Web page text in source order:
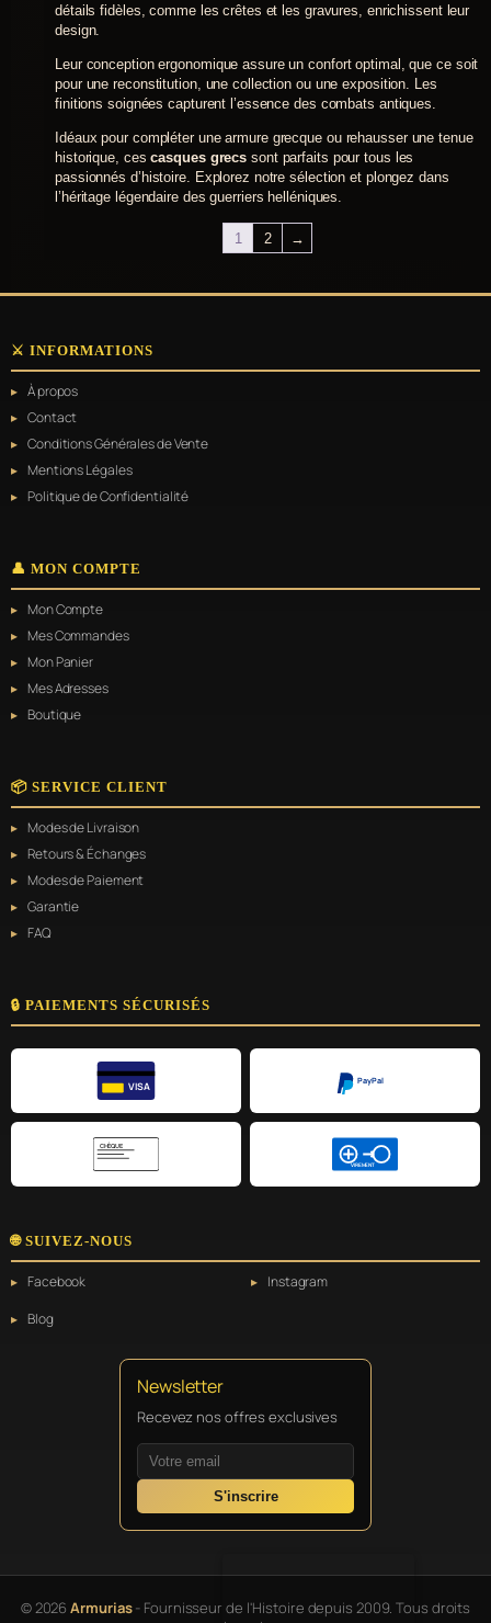
détails fidèles, comme les crêtes et les gravures, enrichissent leur
design.
Leur conception ergonomique assure un confort optimal, que ce soit
pour une reconstitution, une collection ou une exposition. Les
finitions soignées capturent l’essence des combats antiques.
Idéaux pour compléter une armure grecque ou rehausser une tenue
historique, cescasques grecs sont parfaits pour tous les
passionnés d’histoire. Explorez notre sélection et plongez dans
l’héritage légendaire des guerriers helléniques.
1 2 →
⚔️ INFORMATIONS
À propos
Contact
Conditions Générales de Vente
Mentions Légales
Politique de Confidentialité
👤 MON COMPTE
Mon Compte
Mes Commandes
Mon Panier
Mes Adresses
Boutique
📦 SERVICE CLIENT
Modes de Livraison
Retours & Échanges
Modes de Paiement
Garantie
FAQ
🔒 PAIEMENTS SÉCURISÉS
VISA
PayPal
CHÈQUE
VIREMENT
🌐 SUIVEZ-NOUS
Facebook
Instagram
Blog
Newsletter
Recevez nos offres exclusives
S'inscrire
© 2026Armurias- Fournisseur de l'Histoire depuis 2009. Tous droits